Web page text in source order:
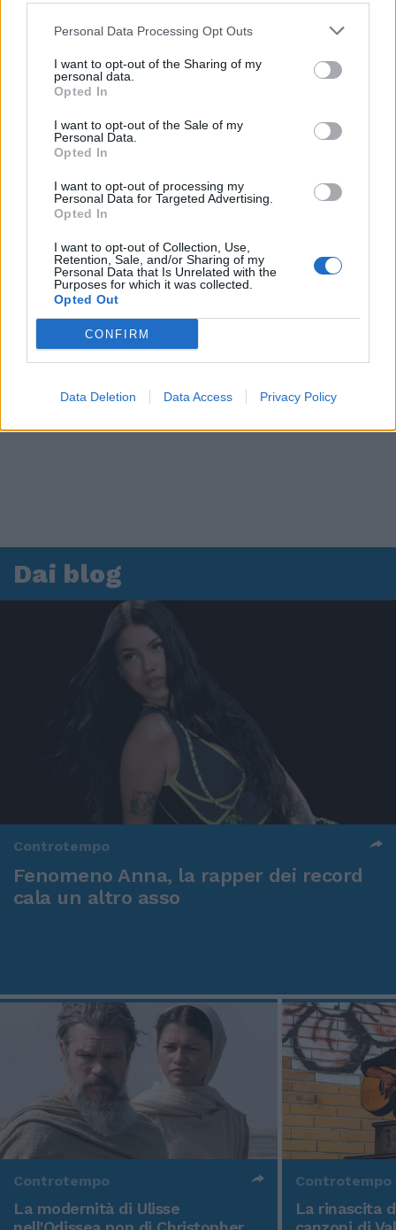
Personal Data Processing Opt Outs
I want to opt-out of the Sharing of my
personal data.
Opted In
I want to opt-out of the Sale of my
Personal Data.
Opted In
I want to opt-out of processing my
Personal Data for Targeted Advertising.
Opted In
I want to opt-out of Collection, Use,
Retention, Sale, and/or Sharing of my
Personal Data that Is Unrelated with the
Purposes for which it was collected.
Opted Out
CONFIRM
Data Deletion Data Access Privacy Policy
Dai blog
Controtempo
Fenomeno Anna, la rapper dei record
cala un altro asso
Controtempo
La modernità di Ulisse
Controtempo
La rinascita